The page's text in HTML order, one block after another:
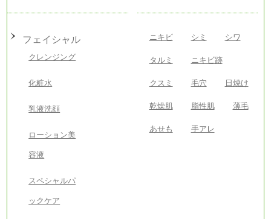
フェイシャル
クレンジング
化粧水
乳液洗顔
ローション美
容液
スペシャルパ
ックケア
ニキビ シミ
シワ
タルミ
ニキビ跡
クスミ
毛穴
日焼け
乾燥肌
脂性肌
薄毛
あせも
手アレ